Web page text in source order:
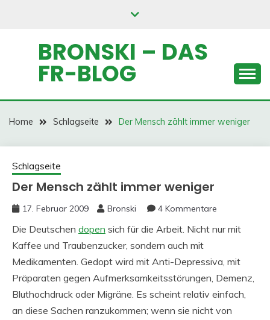
BRONSKI – DAS
FR-BLOG
Home Schlagseite Der Mensch zählt immer weniger
Schlagseite
Der Mensch zählt immer weniger
17. Februar 2009 Bronski 4 Kommentare
Die Deutschen dopen sich für die Arbeit. Nicht nur mit
Kaffee und Traubenzucker, sondern auch mit
Medikamenten. Gedopt wird mit Anti-Depressiva, mit
Präparaten gegen Aufmerksamkeitsstörungen, Demenz,
Bluthochdruck oder Migräne. Es scheint relativ einfach,
an diese Sachen ranzukommen; wenn sie nicht von